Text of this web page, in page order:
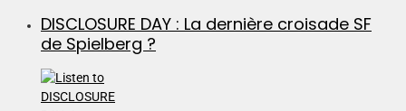
DISCLOSURE DAY : La dernière croisade SF
de Spielberg ?